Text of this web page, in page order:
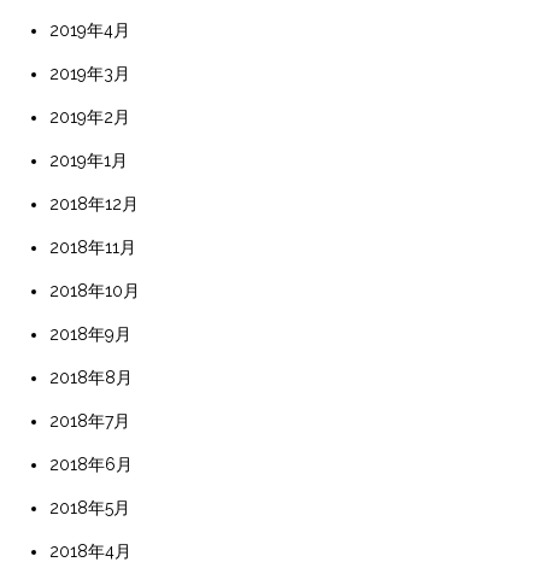
2019年4月
2019年3月
2019年2月
2019年1月
2018年12月
2018年11月
2018年10月
2018年9月
2018年8月
2018年7月
2018年6月
2018年5月
2018年4月